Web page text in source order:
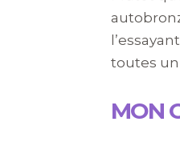
toutes
MON